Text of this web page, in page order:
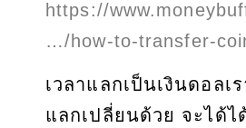
https://
…/how-to-transfer-
เวลาแลกเป็นเงินดอลเ
แลกเปลี่ยนด้วย จะได้ไ